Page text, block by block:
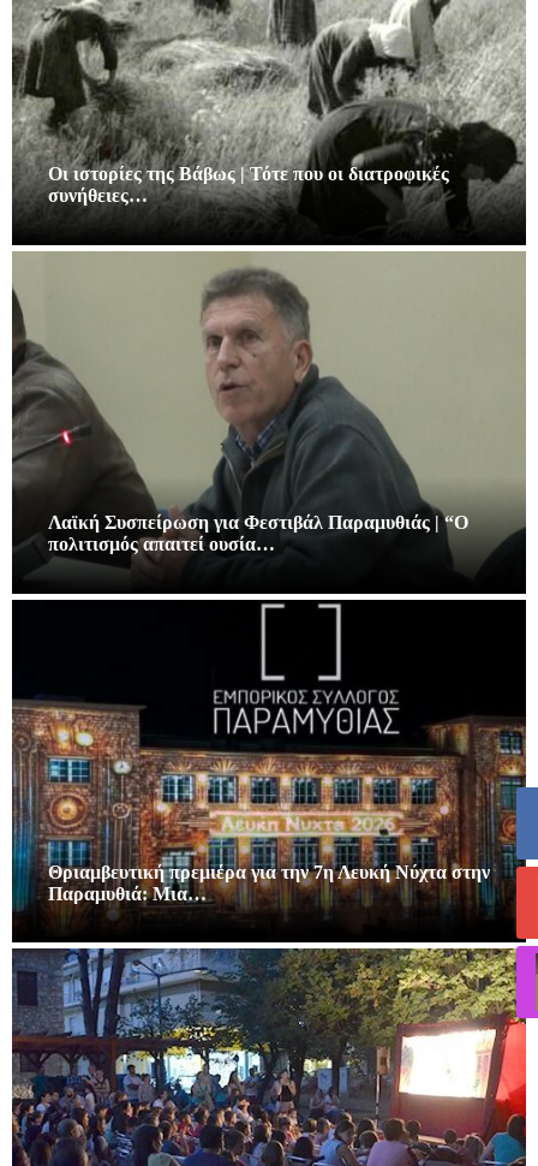
Οι ιστορίες της Βάβως | Τότε που οι διατροφικές
συνήθειες…
Λαϊκή Συσπείρωση για Φεστιβάλ Παραμυθιάς | “Ο
πολιτισμός απαιτεί ουσία…
Θριαμβευτική πρεμιέρα για την 7η Λευκή Νύχτα στην
Παραμυθιά: Μια…